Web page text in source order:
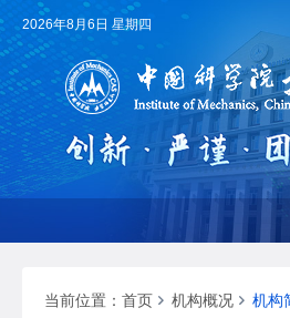
2026年8月6日 星期四
当前位置： 首页 机构概况 机构